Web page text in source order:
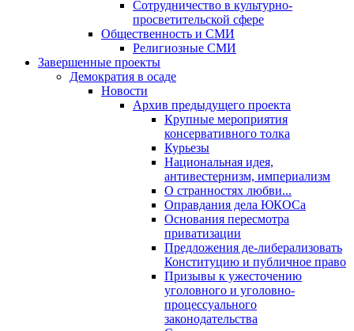
Сотрудничество в культурно-
просветительской сфере
Общественность и СМИ
Религиозные СМИ
Завершенные проекты
Демократия в осаде
Новости
Архив предыдущего проекта
Крупные мероприятия
консервативного толка
Курьезы
Национальная идея,
антивестернизм, империализм
О странностях любви...
Оправдания дела ЮКОСа
Основания пересмотра
приватизации
Предложения де-либерализовать
Конституцию и публичное право
Призывы к ужесточению
уголовного и уголовно-
процессуального
законодательства